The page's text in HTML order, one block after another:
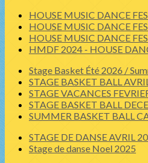
HOUSE MUSIC DANCE
HOUSE MUSIC DANCE
HOUSE MUSIC DANCE
HMDF 2024 - HOUSE
Stage Basket Été 2026 /
STAGE BASKET BALL
STAGE VACANCES
STAGE BASKET BALL
SUMMER BASKET BALL
STAGE DE DANSE AVRIL
Stage de danse Noel 2025